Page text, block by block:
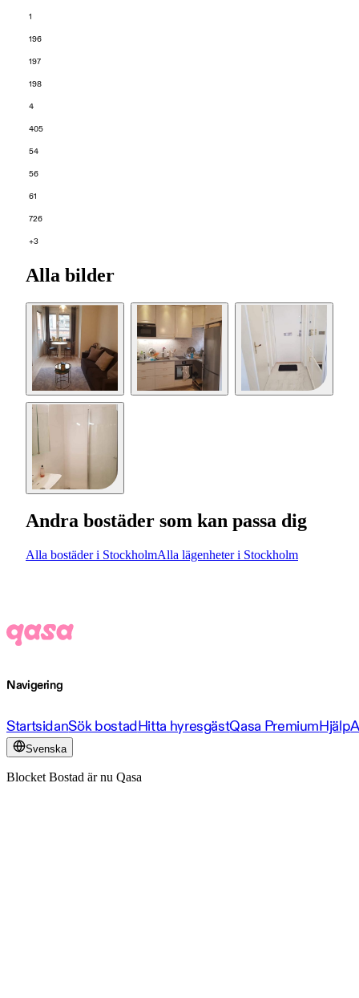
1
196
197
198
4
405
54
56
61
726
+3
Alla bilder
Andra bostäder som kan passa dig
Alla bostäder i StockholmAlla lägenheter i Stockholm
Navigering
StartsidanSök bostadHitta hyresgästQasa PremiumHjälp
Svenska
Blocket Bostad är nu Qasa